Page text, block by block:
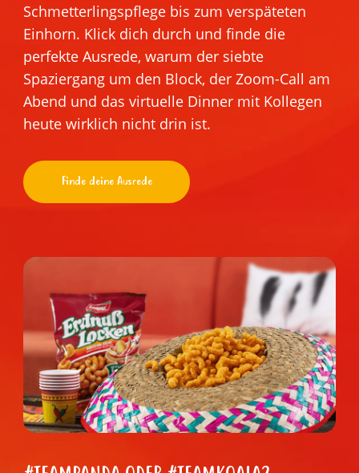
Schmetterlingspflege bis zum verspäteten
Einhorn. Klick dich durch und finde die
perfekte Ausrede, warum der siebte
Spaziergang um den Block, der Zoom-Call am
Abend und das virtuelle Dinner mit Kollegen
heute wirklich nicht drin ist.
Finde deine Ausrede